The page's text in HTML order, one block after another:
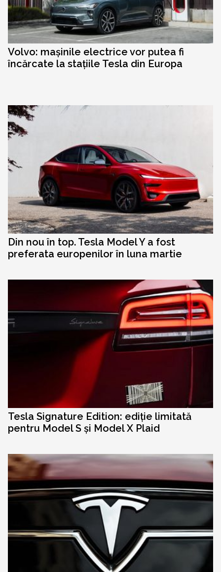
Volvo: mașinile electrice vor putea fi
încărcate la stațiile Tesla din Europa
Din nou în top. Tesla Model Y a fost
preferata europenilor în luna martie
Tesla Signature Edition: ediție limitată
pentru Model S și Model X Plaid